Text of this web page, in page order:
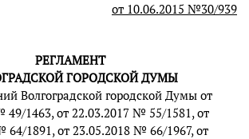
от 10.06.2015 №30/939
РЕГЛАМЕНТ
ГОРОДСКОЙ ДУМЫ
Волгоградской городской Думы от
49/1463, от 22.03.2017 № 55/1581, от
64/1891, от 23.05.2018 № 66/1967, от